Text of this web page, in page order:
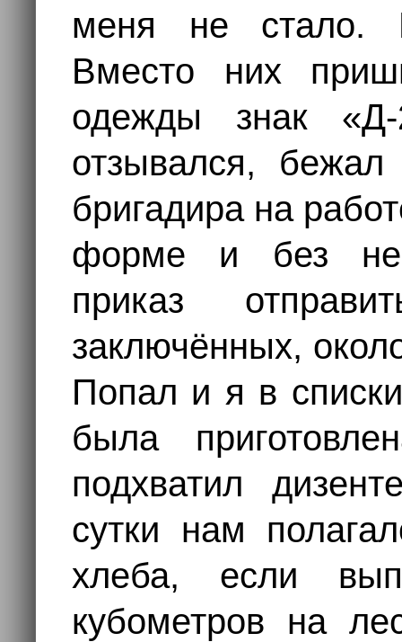
меня не стало.
Вместо них
одежды знак
отзывался,
бригадира на
форме и без
приказ
заключённых,
Попал и я в
была
подхватил
сутки нам
хлеба, если
кубометров на